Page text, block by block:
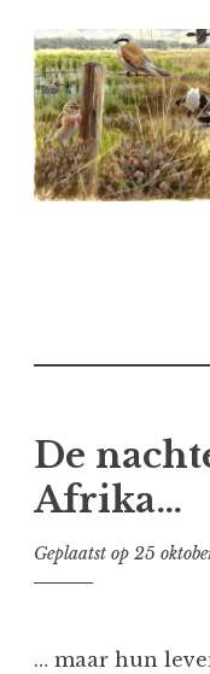
Naar
de
inhoud
springen
De
Afrika…
Geplaatst op 25
… maar hun